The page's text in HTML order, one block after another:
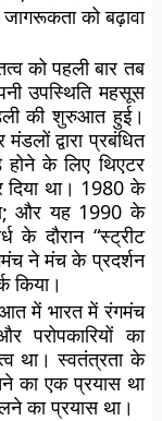
को बढ़ावा
को पहली बार तब
उपस्थिति महसूस
की शुरुआत हुई।
द्वारा प्रबंधित
के लिए थिएटर
दिया था। 1980 के
और यह 1990 के
दौरान “स्ट्रीट
ने मंच के प्रदर्शन
किया।
में भारत में रंगमंच
का
था। स्वतंत्रता के
का एक प्रयास था
का प्रयास था।